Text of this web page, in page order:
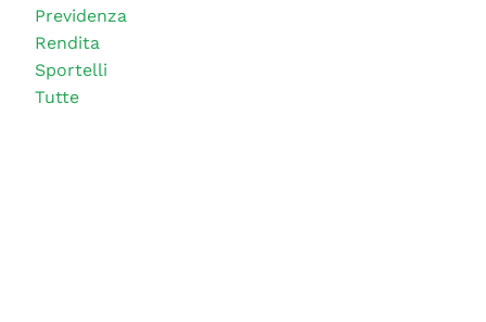
Previdenza
Rendita
Sportelli
Tutte